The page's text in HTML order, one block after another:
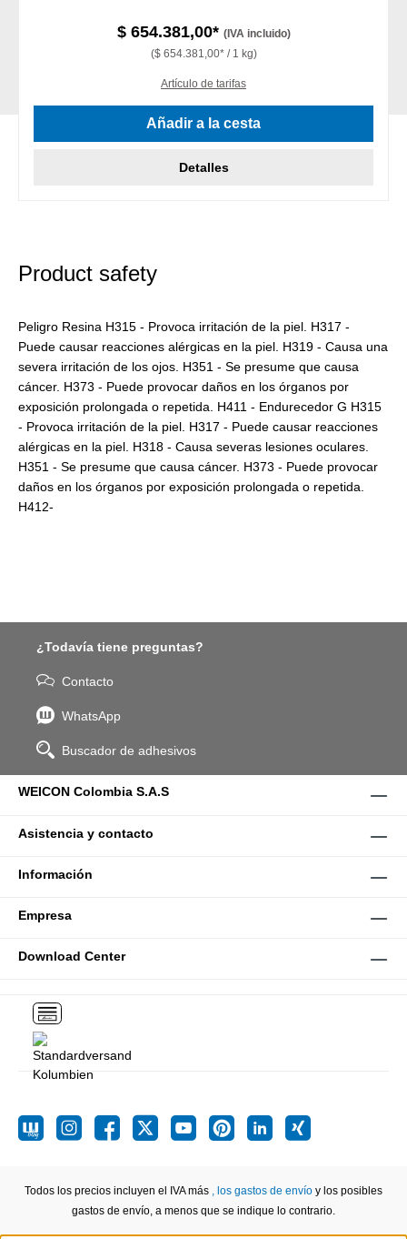
$ 654.381,00* (IVA incluido)
($ 654.381,00* / 1 kg)
Artículo de tarifas
Añadir a la cesta
Detalles
Product safety
Peligro Resina H315 - Provoca irritación de la piel. H317 -
Puede causar reacciones alérgicas en la piel. H319 - Causa una
severa irritación de los ojos. H351 - Se presume que causa
cáncer. H373 - Puede provocar daños en los órganos por
exposición prolongada o repetida. H411 - Endurecedor G H315
- Provoca irritación de la piel. H317 - Puede causar reacciones
alérgicas en la piel. H318 - Causa severas lesiones oculares.
H351 - Se presume que causa cáncer. H373 - Puede provocar
daños en los órganos por exposición prolongada o repetida.
H412-
¿Todavía tiene preguntas?
Contacto
WhatsApp
Buscador de adhesivos
WEICON Colombia S.A.S
Asistencia y contacto
Información
Empresa
Download Center
Todos los precios incluyen el IVA más , los gastos de envío y los posibles
gastos de envío, a menos que se indique lo contrario.